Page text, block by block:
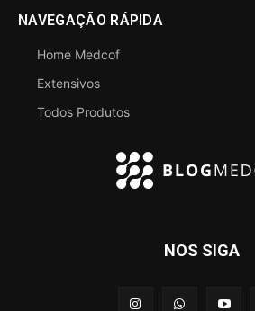
NAVEGAÇÃO RÁPIDA
Home Medcof
Extensivos
Todos Produtos
NOS SIGA